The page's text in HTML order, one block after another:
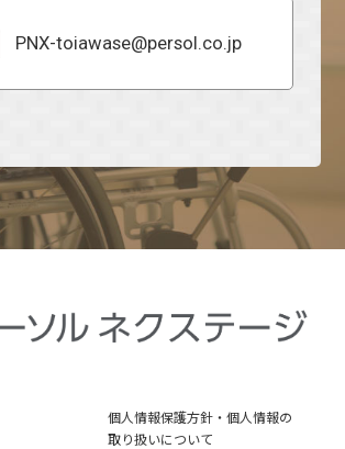
PNX-toiawase@persol.co.jp
個人情報保護方針・個人情報の
取り扱いについて